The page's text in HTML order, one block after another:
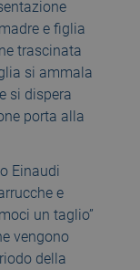
e figlia
trascinata
si ammala
si dispera
porta alla
Einaudi
e
un taglio”
vengono
della